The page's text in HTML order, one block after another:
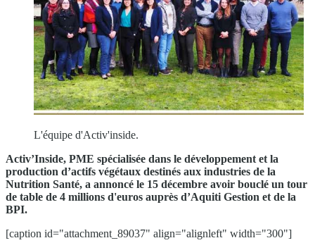
L'équipe d'Activ'inside.
Activ’Inside, PME spécialisée dans le développement et la
production d’actifs végétaux destinés aux industries de la
Nutrition Santé, a annoncé le 15 décembre avoir bouclé un tour
de table de 4 millions d'euros auprès d’Aquiti Gestion et de la
BPI.
[caption id="attachment_89037" align="alignleft" width="300"]